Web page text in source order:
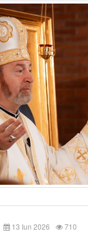
13 Iun 2026 710